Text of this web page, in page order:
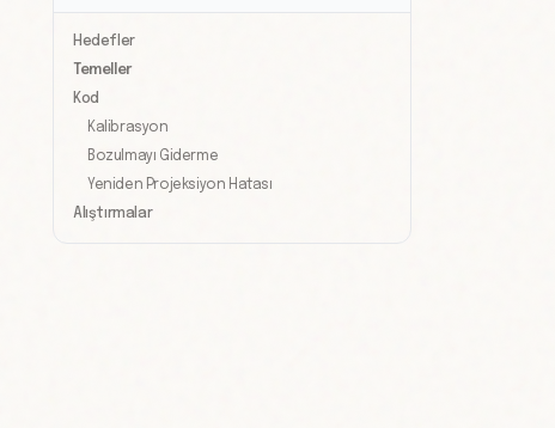
Hedefler
Temeller
Kod
Kalibrasyon
Bozulmayı Giderme
Yeniden Projeksiyon Hatası
Alıştırmalar